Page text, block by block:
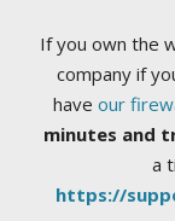
If you own the
company if
have our
minutes and
a
https://